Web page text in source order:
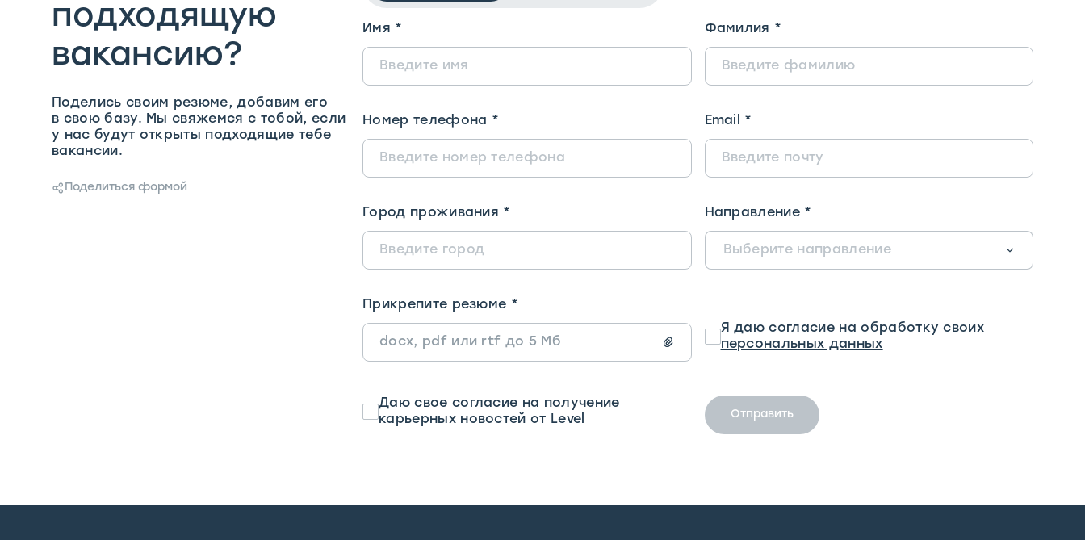
подходящую
вакансию?
Поделись своим резюме, добавим его
в свою базу. Мы свяжемся с тобой, если
у нас будут открыты подходящие тебе
вакансии.
Поделиться формой
Имя * Фамилия *
Номер телефона * Email *
Город проживания * Направление *
Выберите направление
Прикрепите резюме *
docx, pdf или rtf до 5 Мб
Я даюсогласиена обработку своих
персональных данных
Даю свое согласие на получение
карьерных новостей от Level
Отправить